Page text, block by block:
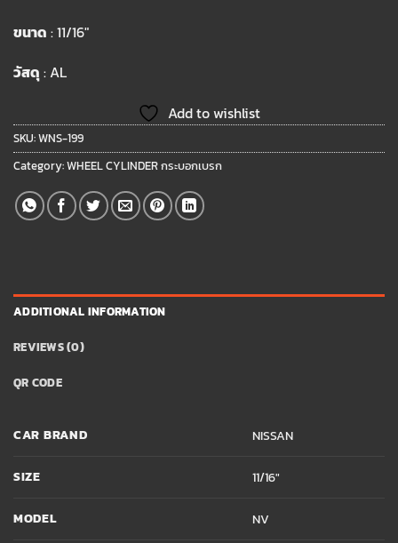
ขนาด : 11/16″
วัสดุ : AL
Add to wishlist
SKU:WNS-199
Category:WHEEL CYLINDER กระบอกเบรก
ADDITIONAL INFORMATION
REVIEWS (0)
QR CODE
CAR BRAND NISSAN
SIZE 11/16"
MODEL NV